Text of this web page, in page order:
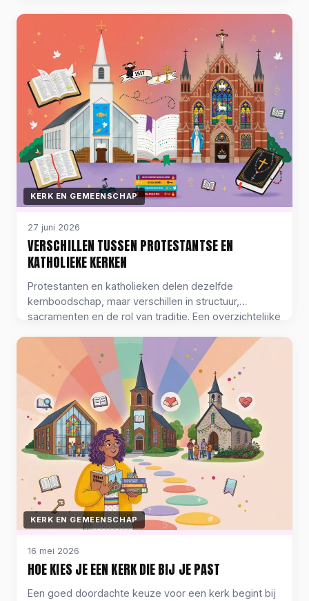
KERK EN GEMEENSCHAP
27 juni 2026
VERSCHILLEN TUSSEN PROTESTANTSE EN
KATHOLIEKE KERKEN
Protestanten en katholieken delen dezelfde
kernboodschap, maar verschillen in structuur,
sacramenten en de rol van traditie. Een overzichtelijke
KERK EN GEMEENSCHAP
16 mei 2026
HOE KIES JE EEN KERK DIE BIJ JE PAST
Een goed doordachte keuze voor een kerk begint bij